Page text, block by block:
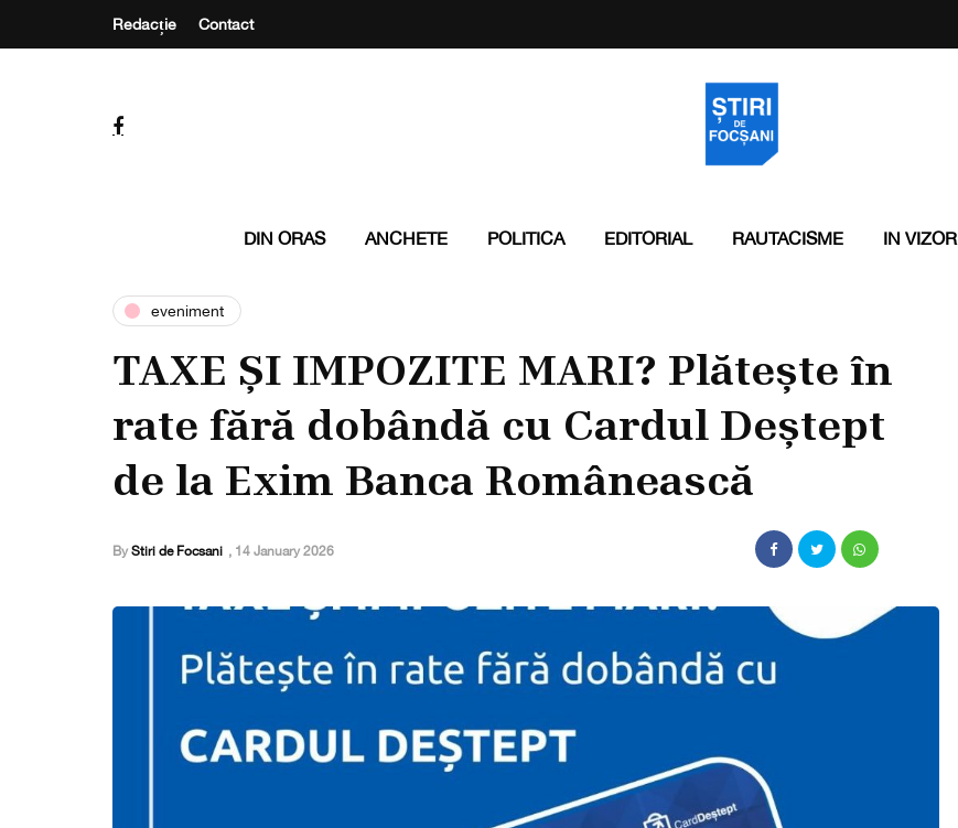
Redacție Contact
DIN ORAS ANCHETE POLITICA EDITORIAL RAUTACISME IN VIZOR
eveniment
TAXE ȘI IMPOZITE MARI? Plătește în
rate fără dobândă cu Cardul Deștept
de la Exim Banca Românească
By Stiri de Focsani , 14 January 2026